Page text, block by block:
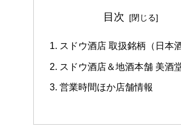
目次
スドウ酒店 取扱銘柄（日本酒
スドウ酒店＆地酒本舗 美酒
営業時間ほか店舗情報